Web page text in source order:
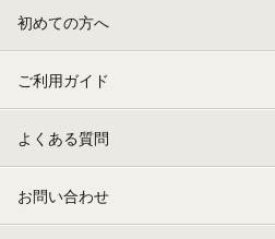
初めての方へ
ご利用ガイド
よくある質問
お問い合わせ